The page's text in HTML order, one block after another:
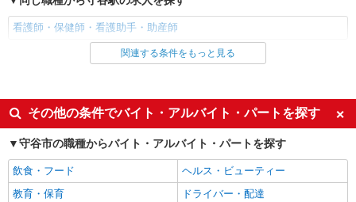
看護師・保健師・看護助手・助産師
同じ雇用形態から守谷駅の求人を探す
同じ特徴から守谷駅の求人を探す
入社日応相談
未経験歓迎
経験者・有資格者歓迎
新卒・第二新卒歓迎
女性活躍中
主婦・主夫歓迎
関連する条件をもっと見る
その他の条件でバイト・アルバイト・パートを探す
守谷市の職種からバイト・アルバイト・パートを探す
飲食・フード
ヘルス・ビューティー
教育・保育
ドライバー・配達